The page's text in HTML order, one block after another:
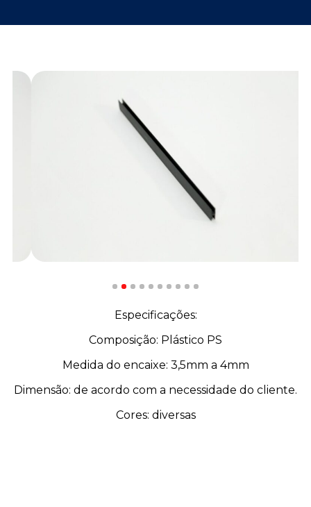
Especificações:
Composição: Plástico PS
Medida do encaixe: 3,5mm a 4mm
Dimensão: de acordo com a necessidade do cliente.
Cores: diversas